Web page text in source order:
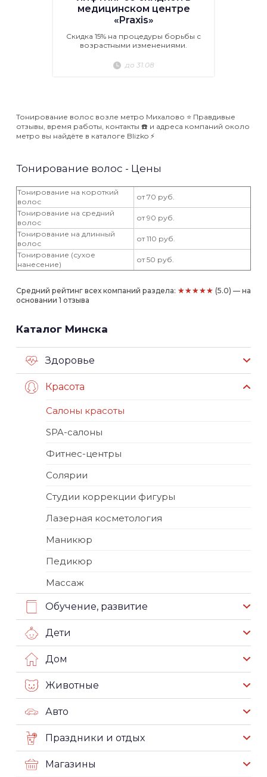
медицинском центре
«Praxis»
Скидка 15% на процедуры борьбы с
возрастными изменениями.
до 31.08
Тонирование волос возле метро Михалово ⭐️ Правдивые
отзывы, время работы, контакты ☎️ и адреса компаний около
метро вы найдёте в каталоге Blizko ⚡️
Тонирование волос - Цены
Тонирование на короткий
волос
от 70 руб.
Тонирование на средний
волос
от 90 руб.
Тонирование на длинный
волос
от 110 руб.
Тонирование (сухое
нанесение)
от 50 руб.
Средний рейтинг всех компаний раздела: ★★★★★ (5.0) — на
основании 1 отзыва
Каталог Минска
Здоровье
Красота
Салоны красоты
SPA-салоны
Фитнес-центры
Солярии
Студии коррекции фигуры
Лазерная косметология
Маникюр
Педикюр
Массаж
Обучение, развитие
Дети
Дом
Животные
Авто
Праздники и отдых
Магазины